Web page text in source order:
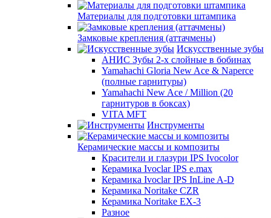
Материалы для подготовки штампика
Замковые крепления (аттачмены)
Искусственные зубы
АНИС Зубы 2-х слойные в бобинах
Yamahachi Gloria New Ace & Naperce
(полные гарнитуры)
Yamahachi New Ace / Million (20
гарнитуров в боксах)
VITA MFT
Инструменты
Керамические массы и композиты
Красители и глазури IPS Ivocolor
Керамика Ivoclar IPS e.max
Керамика Ivoclar IPS InLine A-D
Керамика Noritake CZR
Керамика Noritake EX-3
Разное